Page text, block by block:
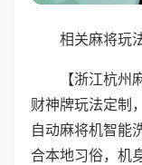
相关麻将玩
【浙江杭
财神牌玩法定制
自动麻将机智能
合本地习俗，机